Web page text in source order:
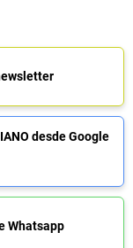
desde Google
Whatsapp